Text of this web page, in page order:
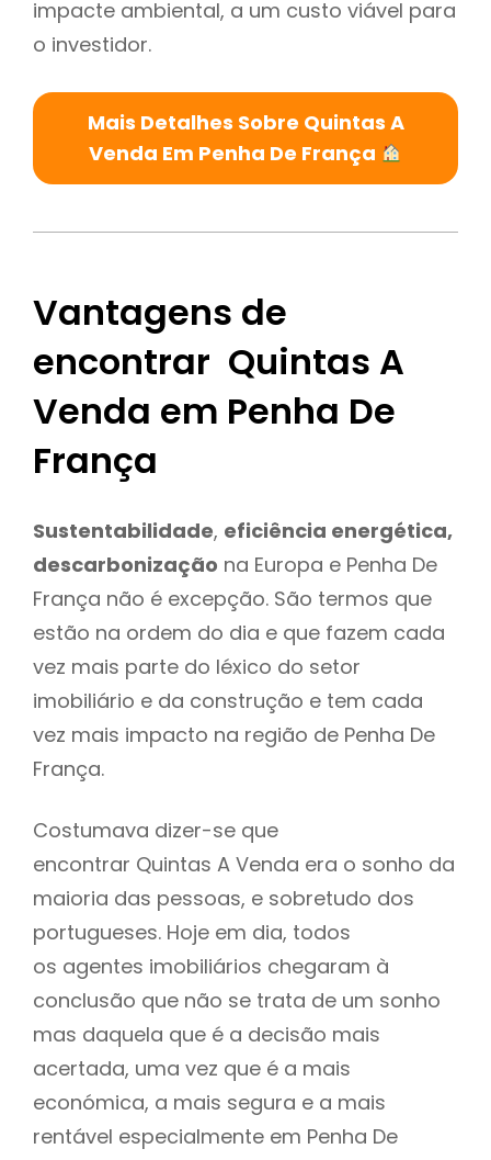
impacte ambiental, a um custo viável para
o investidor.
Mais Detalhes Sobre Quintas A
Venda Em Penha De França
Vantagens de
encontrar Quintas A
Venda em Penha De
França
Sustentabilidade, eficiência energética,
descarbonização na Europa e Penha De
França não é excepção. São termos que
estão na ordem do dia e que fazem cada
vez mais parte do léxico do setor
imobiliário e da construção e tem cada
vez mais impacto na região de Penha De
França.
Costumava dizer-se que
encontrar Quintas A Venda era o sonho da
maioria das pessoas, e sobretudo dos
portugueses. Hoje em dia, todos
os agentes imobiliários chegaram à
conclusão que não se trata de um sonho
mas daquela que é a decisão mais
acertada, uma vez que é a mais
económica, a mais segura e a mais
rentável especialmente em Penha De